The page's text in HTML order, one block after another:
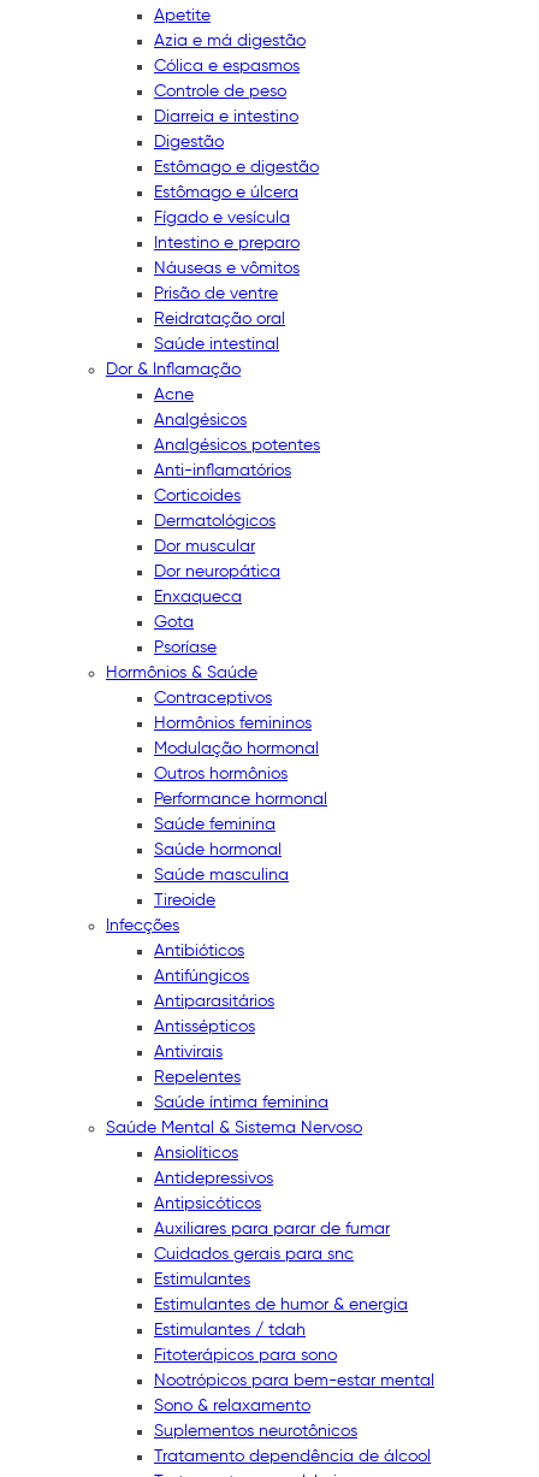
Apetite
Azia e má digestão
Cólica e espasmos
Controle de peso
Diarreia e intestino
Digestão
Estômago e digestão
Estômago e úlcera
Fígado e vesícula
Intestino e preparo
Náuseas e vômitos
Prisão de ventre
Reidratação oral
Saúde intestinal
Dor & Inflamação
Acne
Analgésicos
Analgésicos potentes
Anti-inflamatórios
Corticoides
Dermatológicos
Dor muscular
Dor neuropática
Enxaqueca
Gota
Psoríase
Hormônios & Saúde
Contraceptivos
Hormônios femininos
Modulação hormonal
Outros hormônios
Performance hormonal
Saúde feminina
Saúde hormonal
Saúde masculina
Tireoide
Infecções
Antibióticos
Antifúngicos
Antiparasitários
Antissépticos
Antivirais
Repelentes
Saúde íntima feminina
Saúde Mental & Sistema Nervoso
Ansiolíticos
Antidepressivos
Antipsicóticos
Auxiliares para parar de fumar
Cuidados gerais para snc
Estimulantes
Estimulantes de humor & energia
Estimulantes / tdah
Fitoterápicos para sono
Nootrópicos para bem-estar mental
Sono & relaxamento
Suplementos neurotônicos
Tratamento dependência de álcool